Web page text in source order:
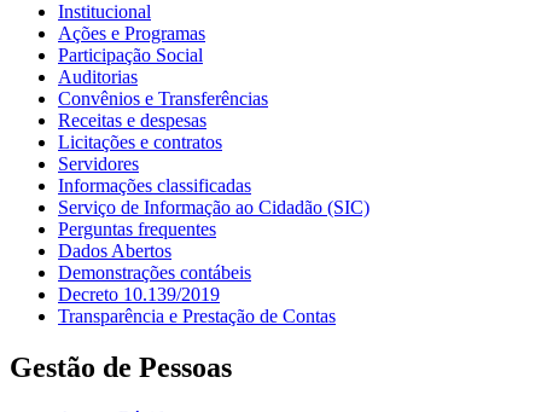
Institucional
Ações e Programas
Participação Social
Auditorias
Convênios e Transferências
Receitas e despesas
Licitações e contratos
Servidores
Informações classificadas
Serviço de Informação ao Cidadão (SIC)
Perguntas frequentes
Dados Abertos
Demonstrações contábeis
Decreto 10.139/2019
Transparência e Prestação de Contas
Gestão de Pessoas